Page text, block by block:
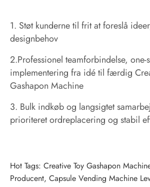
1. Støt kunderne til frit at foreslå
designbehov
2.Professionel teamforbindelse, one-
implementering fra idé til færdig
Gashapon Machine
3. Bulk indkøb og langsigtet
prioriteret ordreplacering og stabil
Hot Tags: Creative Toy Gashapon
Producent, Capsule Vending Machine